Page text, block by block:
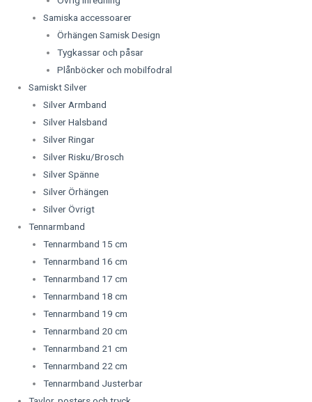
Samiska accessoarer
Örhängen Samisk Design
Tygkassar och påsar
Plånböcker och mobilfodral
Samiskt Silver
Silver Armband
Silver Halsband
Silver Ringar
Silver Risku/Brosch
Silver Spänne
Silver Örhängen
Silver Övrigt
Tennarmband
Tennarmband 15 cm
Tennarmband 16 cm
Tennarmband 17 cm
Tennarmband 18 cm
Tennarmband 19 cm
Tennarmband 20 cm
Tennarmband 21 cm
Tennarmband 22 cm
Tennarmband Justerbar